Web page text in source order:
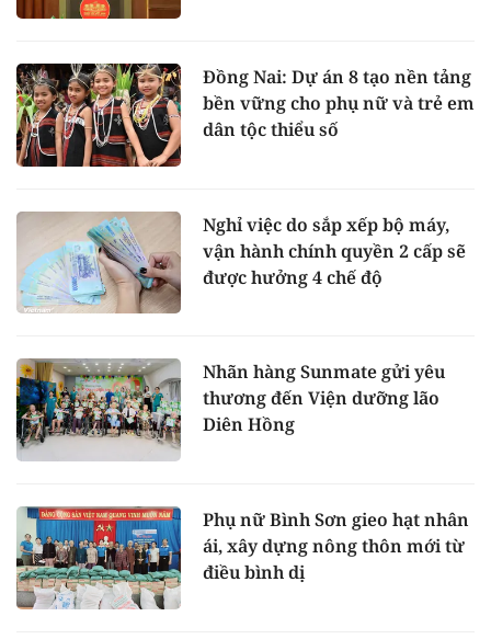
Đồng Nai: Dự án 8 tạo nền tảng
bền vững cho phụ nữ và trẻ em
dân tộc thiểu số
Nghỉ việc do sắp xếp bộ máy,
vận hành chính quyền 2 cấp sẽ
được hưởng 4 chế độ
Nhãn hàng Sunmate gửi yêu
thương đến Viện dưỡng lão
Diên Hồng
Phụ nữ Bình Sơn gieo hạt nhân
ái, xây dựng nông thôn mới từ
điều bình dị